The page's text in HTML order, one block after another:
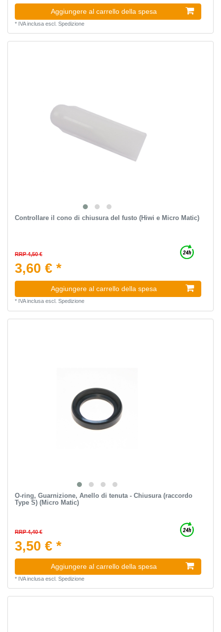
Aggiungere al carrello della spesa
* IVA inclusaescl. Spedizione
Controllare il cono di chiusura del fusto (Hiwi e Micro Matic)
RRP 4,50 €
3,60 € *
Aggiungere al carrello della spesa
* IVA inclusaescl. Spedizione
O-ring, Guarnizione, Anello di tenuta - Chiusura (raccordo
Type S) (Micro Matic)
RRP 4,40 €
3,50 € *
Aggiungere al carrello della spesa
* IVA inclusaescl. Spedizione